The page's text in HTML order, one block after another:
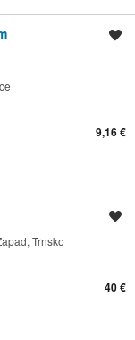
9,16 €
Trnsko
40 €